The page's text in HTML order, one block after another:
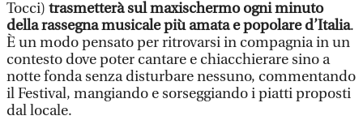
Tocci) trasmetterà sul maxischermo ogni minuto
della rassegna musicale più amata e popolare d’Italia.
È un modo pensato per ritrovarsi in compagnia in un
contesto dove poter cantare e chiacchierare sino a
notte fonda senza disturbare nessuno, commentando
il Festival, mangiando e sorseggiando i piatti proposti
dal locale.